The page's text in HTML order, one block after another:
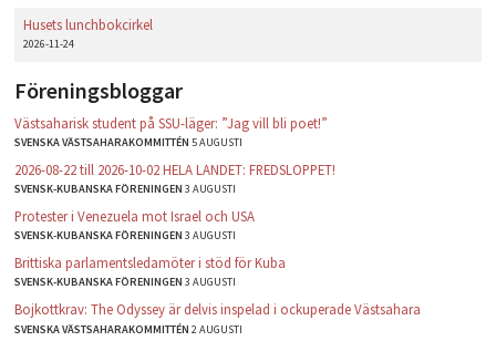
Husets lunchbokcirkel
2026-11-24
Föreningsbloggar
Västsaharisk student på SSU-läger: ”Jag vill bli poet!”
SVENSKA VÄSTSAHARAKOMMITTÉN5 AUGUSTI
2026-08-22 till 2026-10-02 HELA LANDET: FREDSLOPPET!
SVENSK-KUBANSKA FÖRENINGEN3 AUGUSTI
Protester i Venezuela mot Israel och USA
SVENSK-KUBANSKA FÖRENINGEN3 AUGUSTI
Brittiska parlamentsledamöter i stöd för Kuba
SVENSK-KUBANSKA FÖRENINGEN3 AUGUSTI
Bojkottkrav: The Odyssey är delvis inspelad i ockuperade Västsahara
SVENSKA VÄSTSAHARAKOMMITTÉN2 AUGUSTI